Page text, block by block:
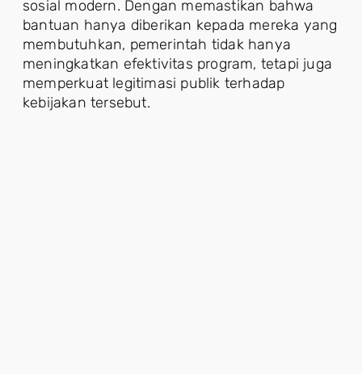
sosial modern. Dengan memastikan bahwa
bantuan hanya diberikan kepada mereka yang
membutuhkan, pemerintah tidak hanya
meningkatkan efektivitas program, tetapi juga
memperkuat legitimasi publik terhadap
kebijakan tersebut.